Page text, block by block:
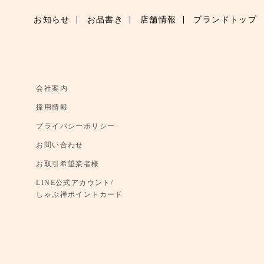
お知らせ お品書き 店舗情報 ブランドトップ
会社案内
採用情報
プライバシーポリシー
お問い合わせ
お取引希望業者様
LINE公式アカウント/
しゃぶ禅ポイントカード